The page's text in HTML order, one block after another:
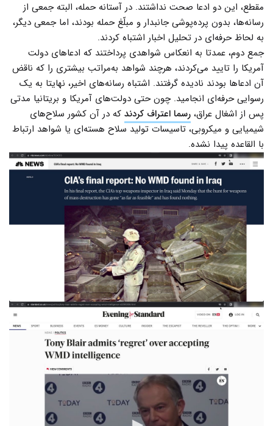
مقطع، این دو ادعا صحت نداشتند. در آستانه حمله، البته جمعی از
رسانه‌ها، بدون پرده‌پوشی جانبدار و مبلّغ حمله بودند، اما جمعی دیگر،
به لحاظ حرفه‌ای در تحلیل اخبار اشتباه کردند.
جمع دوم، عمدتا به انعکاس شواهدی پرداختند که ادعاهای دولت
آمریکا را تایید می‌کردند، هرچند شواهد به‌مراتب بیشتری را که ناقض
آن ادعاها بودند نادیده گرفتند. اشتباه رسانه‌های اخیر، نهایتا به یک
رسوایی حرفه‌ای انجامید. چون حتی دولت‌های آمریکا و بریتانیا مدتی
پس از اشغال عراق، رسما اعتراف کردند که در آن کشور سلاح‌های
شیمیایی و میکروبی، تاسیسات تولید سلاح هسته‌ای یا شواهد ارتباط
با القاعده پیدا نشده.